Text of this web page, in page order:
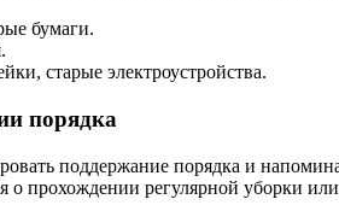
бумаги.
.
старые электроустройства.
порядка
поддержание порядка и
прохождении регулярной уборки